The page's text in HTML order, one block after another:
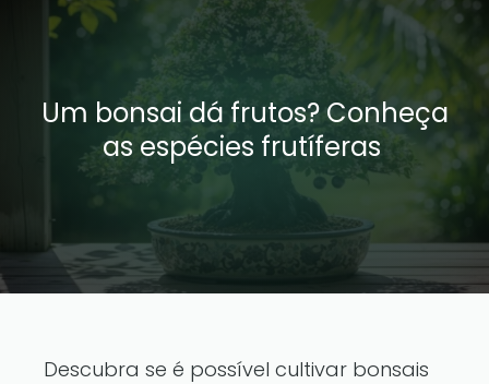
Um bonsai dá frutos? Conheça
as espécies frutíferas
Descubra se é possível cultivar bonsais